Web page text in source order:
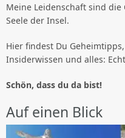
Meine Leidenschaft sind
Seele der Insel.
Hier findest Du
Insiderwissen und alles:
Schön, dass du da bist!
Auf einen Blick